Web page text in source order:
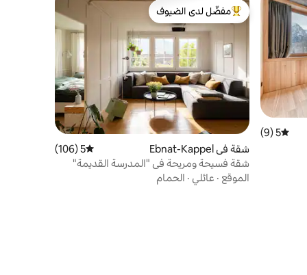
متوسط التقييم 5 من 5، 9 مراجعات
5 (9)
من أبرز البيوت المفضّلة لدى الضيوف
مفضّل لدى الضيوف
شقة في Ebnat-Kappel متوسط التقييم 5 من 5، 106 مراجعات
5 (106)
شقة فسيحة ومريحة في "المدرسة القديمة"
الموقع · عائلي · الحمام